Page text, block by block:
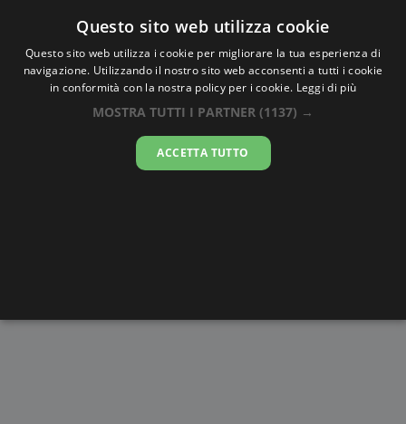
Oraesatta.co
Ora EsattaMalé
21:54:58
Questo sito web utilizza cookie
Questo sito web utilizza i cookie per migliorare la tua esperienza di
navigazione. Utilizzando il nostro sito web acconsenti a tutti i cookie
in conformità con la nostra policy per i cookie. Leggi di più
MOSTRA TUTTI I PARTNER (1137) →
ACCETTA TUTTO